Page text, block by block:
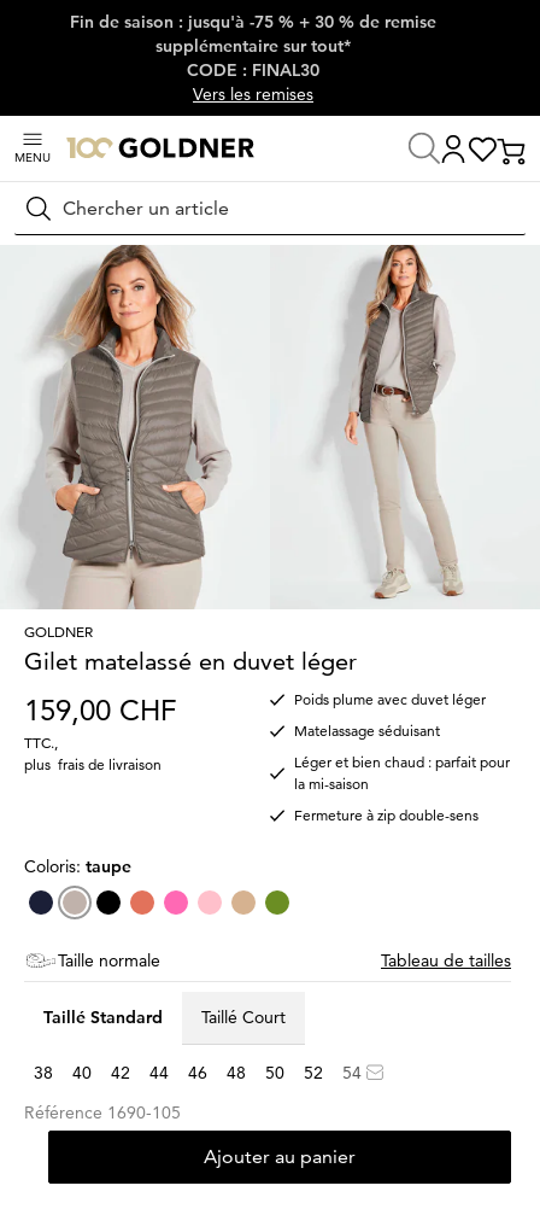
Passer la navigation, aller directement au contenu
Fin de saison : jusqu'à -75 % + 30 % de remise
supplémentaire sur tout*
CODE : FINAL30
Vers les remises
MENU
Rechercher
Maison Mode femme Vestes & blazers
GOLDNER
Gilet matelassé en duvet léger
159,00 CHF
TTC.
plus frais de livraison
Poids plume avec duvet léger
Matelassage séduisant
Léger et bien chaud : parfait pour
la mi-saison
Fermeture à zip double-sens
Coloris: taupe
Taille normale Tableau de tailles
Taillé Standard Taillé Court
38 40 42 44 46 48 50 52
54
Référence 1690-105
Ajouter au panier